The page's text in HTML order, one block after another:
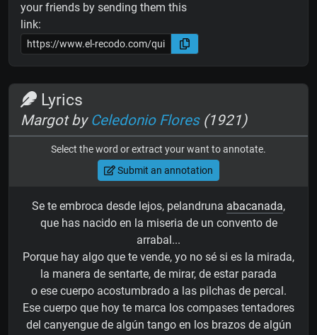
your friends by sending them this
link:
Lyrics
Margot by Celedonio Flores(1921)
Select the word or extract your want to annotate.
Submit an annotation
Se te embroca desde lejos, pelandruna abacanada,
que has nacido en la miseria de un convento de
arrabal...
Porque hay algo que te vende, yo no sé si es la mirada,
la manera de sentarte, de mirar, de estar parada
o ese cuerpo acostumbrado a las pilchas de percal.
Ese cuerpo que hoy te marca los compases tentadores
del canyengue de algún tango en los brazos de algún